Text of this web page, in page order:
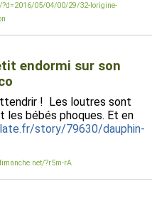
?d=2016/05/04/00/29/32-lorigine-
endormi sur son
! Les loutres sont
les bébés phoques. Et en
story/79630/dauphin-
?r5m-rA